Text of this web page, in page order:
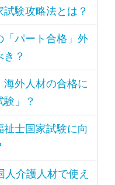
験攻略法とは？
「パート合格」外
？
外人材の合格に
」？
士国家試験に向
人介護人材で使え